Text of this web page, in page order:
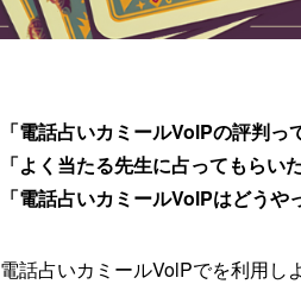
「電話占いカミールVolPの評判っ
「よく当たる先生に占ってもらい
「電話占いカミールVolPはどうや
電話占いカミールVolPでを利用し